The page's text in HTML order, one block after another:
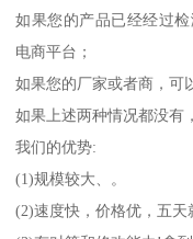
如果您的产品已经经过
电商平台；
如果您的厂家或者商，可
如果上述两种情况都没有
我们的优势:
(1)规模较大、。
(2)速度快，价格优，五